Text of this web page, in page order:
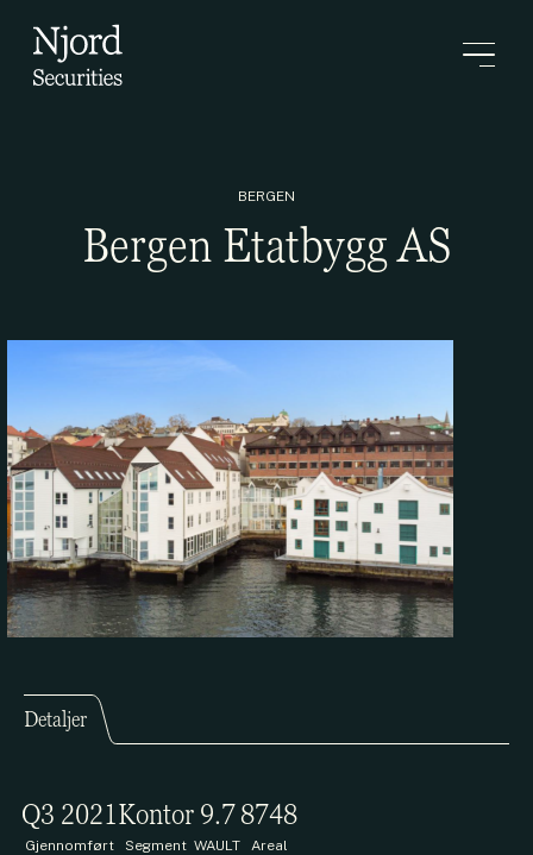
BERGEN
Bergen Etatbygg AS
Detaljer
Q3 2021
Gjennomført
Kontor
Segment
9.7
WAULT
8748
Areal